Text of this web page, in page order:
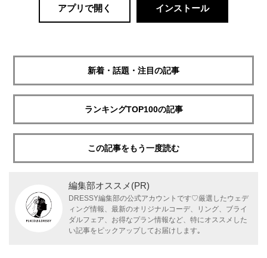
アプリで開く インストール
新着・話題・注目の記事
ランキングTOP100の記事
この記事をもう一度読む
編集部オススメ(PR)
DRESSY編集部の公式アカウントです♡厳選したウェデ
ィング情報、最新のオリジナルコーデ、リング、ブライ
ダルフェア、お得なプラン情報など、特にオススメした
い記事をピックアップしてお届けします｡